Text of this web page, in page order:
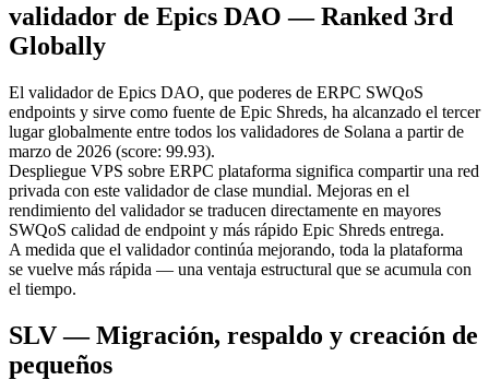
validador de Epics DAO — Ranked 3rd
Globally
El validador de Epics DAO, que poderes de ERPC SWQoS
endpoints y sirve como fuente de Epic Shreds, ha alcanzado el tercer
lugar globalmente entre todos los validadores de Solana a partir de
marzo de 2026 (score: 99.93).
Despliegue VPS sobre ERPC plataforma significa compartir una red
privada con este validador de clase mundial. Mejoras en el
rendimiento del validador se traducen directamente en mayores
SWQoS calidad de endpoint y más rápido Epic Shreds entrega.
A medida que el validador continúa mejorando, toda la plataforma
se vuelve más rápida — una ventaja estructural que se acumula con
el tiempo.
SLV — Migración, respaldo y creación de
pequeños